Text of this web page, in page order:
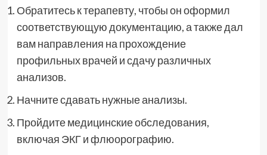
Обратитесь к терапевту, чтобы он оформил
соответствующую документацию, а также дал
вам направления на прохождение
профильных врачей и сдачу различных
анализов.
Начните сдавать нужные анализы.
Пройдите медицинские обследования,
включая ЭКГ и флюорографию.